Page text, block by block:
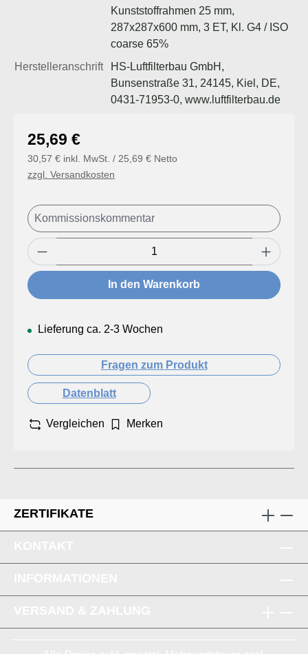
Kunststoffrahmen 25 mm,
287x287x600 mm, 3 ET, Kl. G4 / ISO
coarse 65%
Herstelleranschrift
HS-Luftfilterbau GmbH,
Bunsenstraße 31, 24145, Kiel, DE,
0431-71953-0, www.luftfilterbau.de
Regulärer Preis:
25,69 €
30,57 € inkl. MwSt. / 25,69 € Netto
zzgl. Versandkosten
Produkt Anzahl: Gib den gewünschten
In den Warenkorb
Lieferung ca. 2-3 Wochen
Fragen zum Produkt
Datenblatt
Vergleichen Merken
ZERTIFIKATE